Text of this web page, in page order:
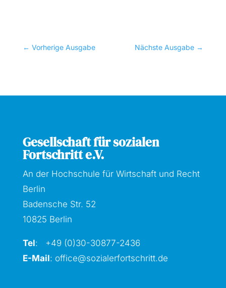
← Vorherige Ausgabe Nächste Ausgabe →
Gesellschaft für sozialen
Fortschritt e.V.
An der Hochschule für Wirtschaft und Recht
Berlin
Badensche Str. 52
10825 Berlin
Tel: +49 (0)30-30877-2436
E-Mail: office@sozialerfortschritt.de